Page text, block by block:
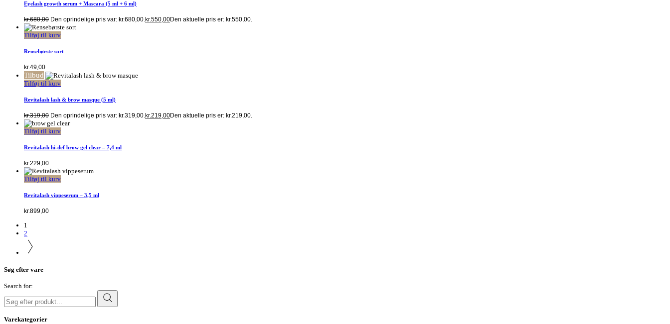
Eyelash growth serum + Mascara (5 ml + 6 ml)
kr.680,00 Den oprindelige pris var: kr.680,00.kr.550,00Den aktuelle pris er: kr.550,00.
Tilføj til kurv
Rensebørste sort
kr.49,00
Tilbud
Tilføj til kurv
Revitalash lash & brow masque (5 ml)
kr.319,00 Den oprindelige pris var: kr.319,00.kr.219,00Den aktuelle pris er: kr.219,00.
Tilføj til kurv
Revitalash hi-def brow gel clear – 7,4 ml
kr.229,00
Tilføj til kurv
Revitalash vippeserum – 3,5 ml
kr.899,00
1
2
Søg efter vare
Search for:
Varekategorier